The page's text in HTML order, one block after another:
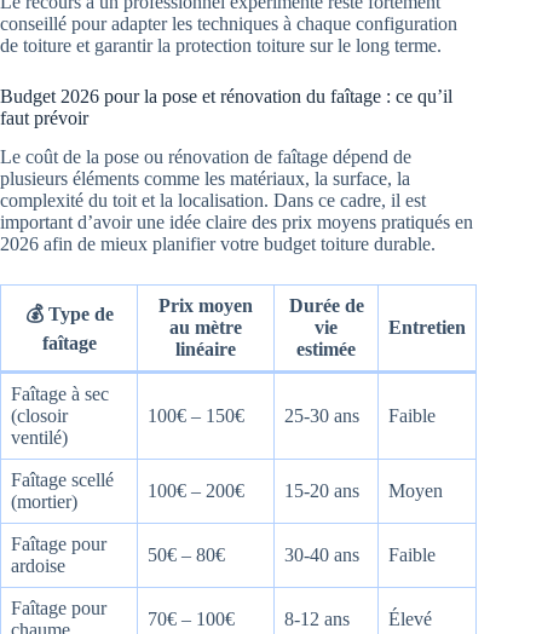
conseillé pour adapter les techniques à chaque configuration
de toiture et garantir la protection toiture sur le long terme.
Budget 2026 pour la pose et rénovation du faîtage : ce qu’il
faut prévoir
Le coût de la pose ou rénovation de faîtage dépend de
plusieurs éléments comme les matériaux, la surface, la
complexité du toit et la localisation. Dans ce cadre, il est
important d’avoir une idée claire des prix moyens pratiqués en
2026 afin de mieux planifier votre budget toiture durable.
💰 Type de
faîtage
Prix moyen
au mètre
linéaire
Durée de
vie
estimée
Entretien
Faîtage à sec
(closoir
ventilé)
100€ – 150€ 25-30 ans Faible
Faîtage scellé
(mortier)
100€ – 200€ 15-20 ans Moyen
Faîtage pour
ardoise
50€ – 80€ 30-40 ans Faible
Faîtage pour
70€ – 100€ 8-12 ans Élevé